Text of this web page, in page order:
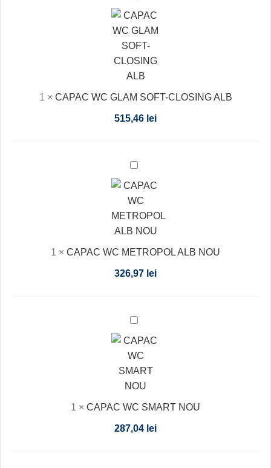
WC
GLAM
SOFT-
CLOSING
ALB
1 × CAPAC WC GLAM SOFT-CLOSING ALB
515,46 lei
CAPAC
WC
METROPOL
ALB
NOU
1 × CAPAC WC METROPOL ALB NOU
326,97 lei
CAPAC
WC
SMART
NOU
1 × CAPAC WC SMART NOU
287,04 lei